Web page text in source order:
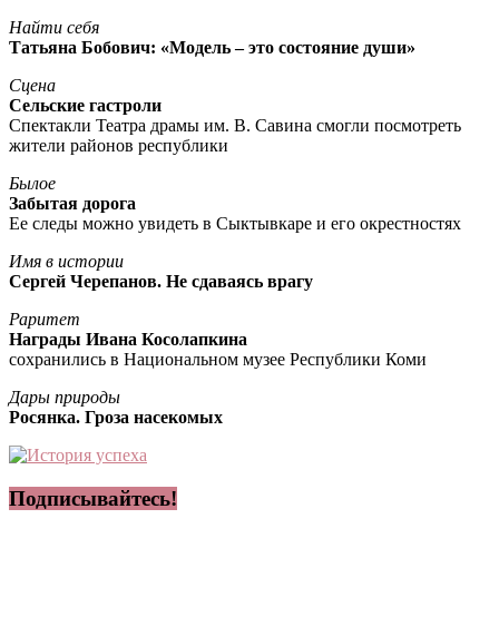
Найти себя
Татьяна Бобович: «Модель – это состояние души»
Сцена
Сельские гастроли
Спектакли Театра драмы им. В. Савина смогли посмотреть
жители районов республики
Былое
Забытая дорога
Ее следы можно увидеть в Сыктывкаре и его окрестностях
Имя в истории
Сергей Черепанов. Не сдаваясь врагу
Раритет
Награды Ивана Косолапкина
сохранились в Национальном музее Республики Коми
Дары природы
Росянка. Гроза насекомых
Подписывайтесь!